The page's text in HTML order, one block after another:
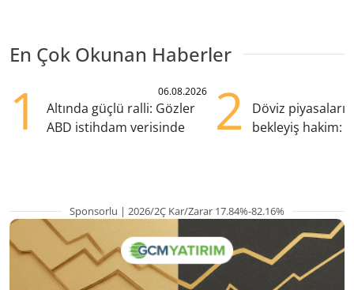
En Çok Okunan Haberler
1 06.08.2026
Altında güçlü ralli: Gözler
ABD istihdam verisinde
2
Döviz
bekleyiş hakim:
Sponsorlu | 2026/2Ç Kar/Zarar 17.84%-82.16%